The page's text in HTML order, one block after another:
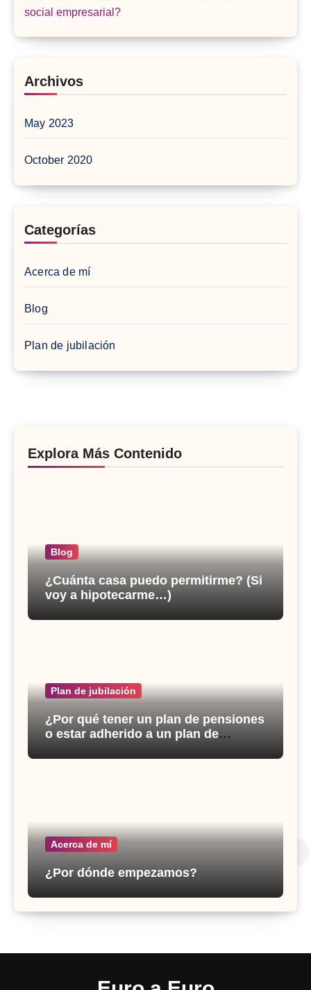
social empresarial?
Archivos
May 2023
October 2020
Categorías
Acerca de mí
Blog
Plan de jubilación
Explora Más Contenido
Blog
¿Cuánta casa puedo permitirme? (Si
voy a hipotecarme…)
Plan de jubilación
¿Por qué tener un plan de pensiones
o estar adherido a un plan de
Acerca de mí
¿Por dónde empezamos?